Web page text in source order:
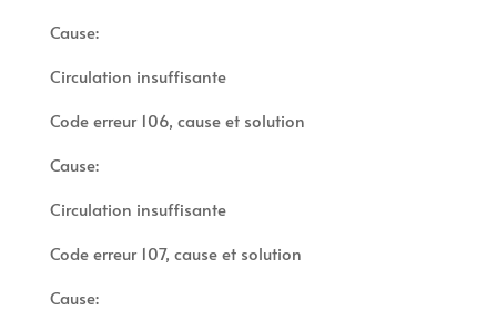
Cause:
Circulation insuffisante
Code erreur 106, cause et solution
Cause:
Circulation insuffisante
Code erreur 107, cause et solution
Cause: